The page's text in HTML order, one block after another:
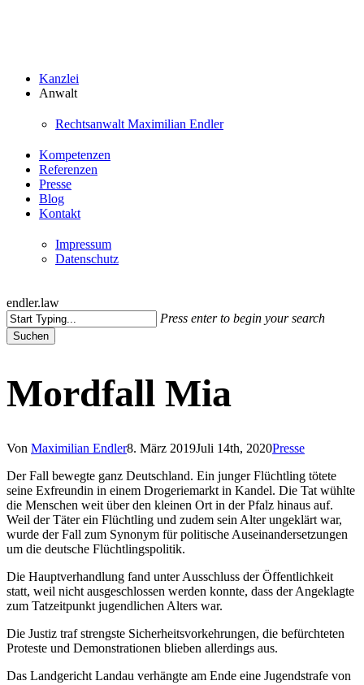
Menu
Kanzlei
Anwalt
Rechtsanwalt Maximilian Endler
Kompetenzen
Referenzen
Presse
Blog
Kontakt
Impressum
Datenschutz
endler.law
Press enter to begin your search
Suchen
Mordfall Mia
Von Maximilian Endler8. März 2019Juli 14th, 2020Presse
Der Fall bewegte ganz Deutschland. Ein junger Flüchtling tötete
seine Exfreundin in einem Drogeriemarkt in Kandel. Die Tat wühlte
die Menschen weit über den kleinen Ort in der Pfalz hinaus auf.
Weil der Täter ein Flüchtling und zudem sein Alter ungeklärt war,
wurde der Fall zum Synonym für politische Auseinandersetzungen
um die deutsche Flüchtlingspolitik.
Die Hauptverhandlung fand unter Ausschluss der Öffentlichkeit
statt, weil nicht ausgeschlossen werden konnte, dass der Angeklagte
zum Tatzeitpunkt jugendlichen Alters war.
Die Justiz traf strengste Sicherheitsvorkehrungen, die befürchteten
Proteste und Demonstrationen blieben allerdings aus.
Das Landgericht Landau verhängte am Ende eine Jugendstrafe von